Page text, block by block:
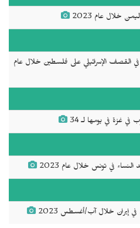
خلال عام 2023
في القصف الإسرائيلي على فلسطين خلال عام
غزة في يومها لـ 34
في تونس خلال عام 2023
إيران خلال آب/أغسطس 2023